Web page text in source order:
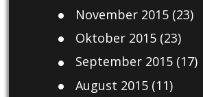
November 2015(23)
Oktober 2015(23)
September 2015(17)
August 2015(11)